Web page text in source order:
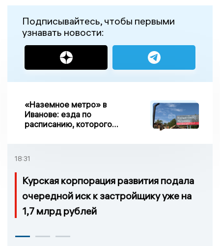
Подписывайтесь, чтобы первыми
узнавать новости:
«Наземное метро» в
Иванове: езда по
расписанию, которого
18:31
Курская корпорация развития подала
очередной иск к застройщику уже на
1,7 млрд рублей